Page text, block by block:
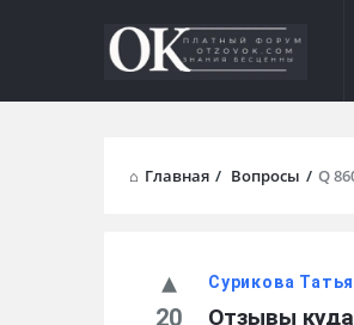
Форум
Отзывы
Главная / Вопросы / Q
Сурикова
Отзывы
20